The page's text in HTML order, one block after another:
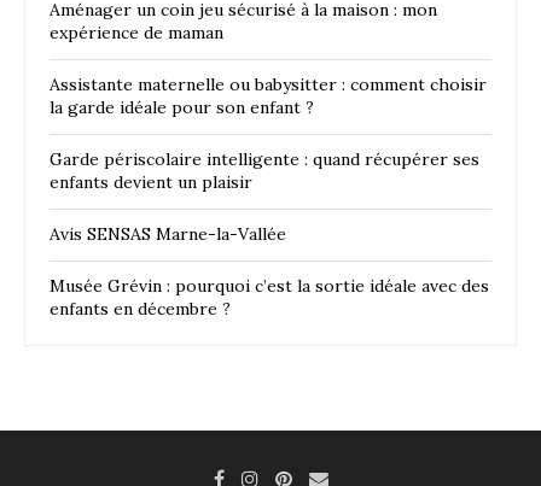
Aménager un coin jeu sécurisé à la maison : mon
expérience de maman
Assistante maternelle ou babysitter : comment choisir
la garde idéale pour son enfant ?
Garde périscolaire intelligente : quand récupérer ses
enfants devient un plaisir
Avis SENSAS Marne-la-Vallée
Musée Grévin : pourquoi c’est la sortie idéale avec des
enfants en décembre ?